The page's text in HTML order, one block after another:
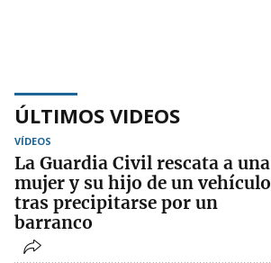
ÚLTIMOS VIDEOS
VÍDEOS
La Guardia Civil rescata a una
mujer y su hijo de un vehículo
tras precipitarse por un
barranco